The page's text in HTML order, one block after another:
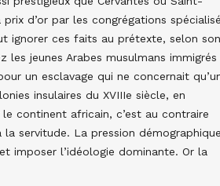
d’or par les congrégations
ignorer ces faits au prétexte, selon son
jeunes Arabes musulmans immigrés
un esclavage qui ne concernait
insulaires du XVIIIe siècle, en
continent africain, c’est au contraire
servitude. La pression
imposer l’idéologie dominante. Or la